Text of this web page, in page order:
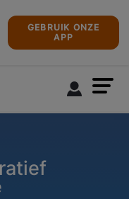
GEBRUIK ONZE
APP